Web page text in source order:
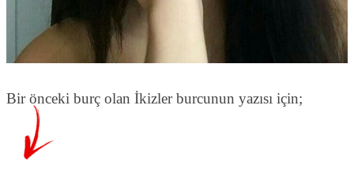
Bir önceki burç olan İkizler burcunun yazısı için;